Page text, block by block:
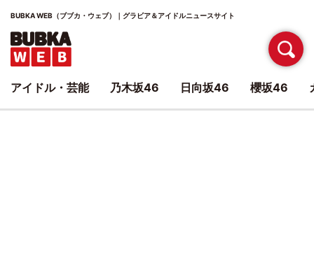
BUBKA WEB（ブブカ・ウェブ）｜グラビア＆アイドルニュースサイト
アイドル・芸能 乃木坂46 日向坂46 櫻坂46